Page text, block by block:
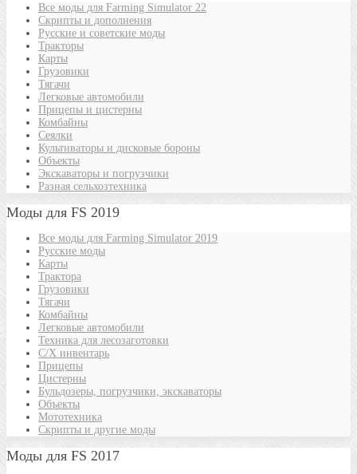
Все моды для Farming Simulator 22
Скрипты и дополнения
Русские и советские моды
Тракторы
Карты
Грузовики
Тягачи
Легковые автомобили
Прицепы и цистерны
Комбайны
Сеялки
Культиваторы и дисковые бороны
Объекты
Экскаваторы и погрузчики
Разная сельхозтехника
Моды для FS 2019
Все моды для Farming Simulator 2019
Русские моды
Карты
Трактора
Грузовики
Тягачи
Комбайны
Легковые автомобили
Техника для лесозаготовки
С/Х инвентарь
Прицепы
Цистерны
Бульдозеры, погрузчики, экскаваторы
Объекты
Мототехника
Скрипты и другие моды
Моды для FS 2017